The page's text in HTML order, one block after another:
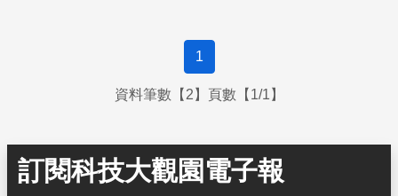
1
資料筆數【2】頁數【1/1】
訂閱科技大觀園電子報